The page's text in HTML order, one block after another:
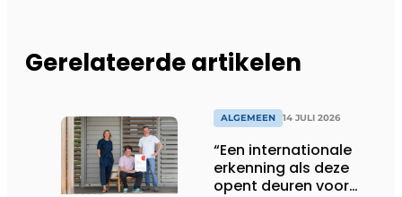
Gerelateerde artikelen
ALGEMEEN 14 JULI 2026
“Een internationale
erkenning als deze
opent deuren voor